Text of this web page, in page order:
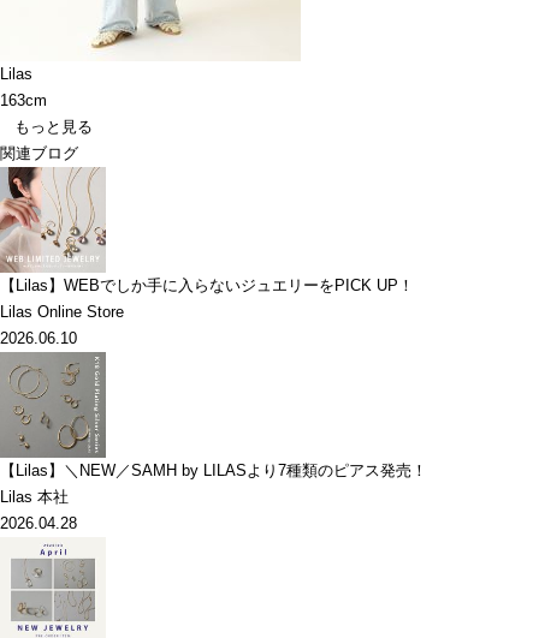
Lilas
163cm
もっと見る
関連ブログ
【Lilas】WEBでしか手に入らないジュエリーをPICK UP！
Lilas Online Store
2026.06.10
【Lilas】＼NEW／SAMH by LILASより7種類のピアス発売！
Lilas 本社
2026.04.28